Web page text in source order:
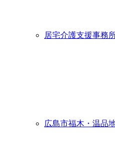
居宅介護支援事務
広島市福木・温品